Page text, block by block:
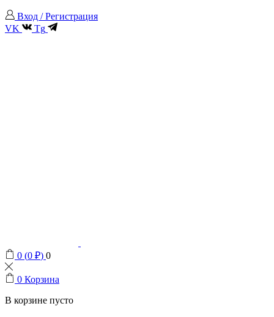
Вход / Регистрация
VK
Tg
0 (0 ₽) 0
0 Корзина
В корзине пусто